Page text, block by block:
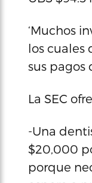
‘Muchos
los cuales
sus pagos
La SEC
-Una
$20,000
porque